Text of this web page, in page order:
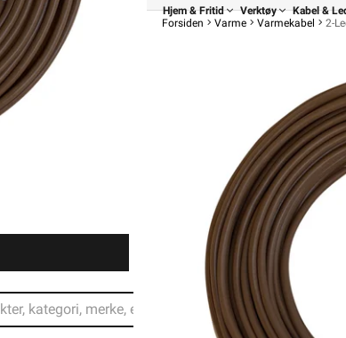
Hjem & Fritid Verktøy Kabel &
Forsiden
Varme Varmekabel 2-